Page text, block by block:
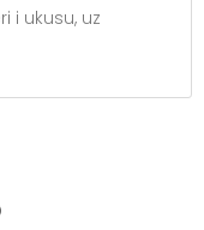
i ukusu, uz